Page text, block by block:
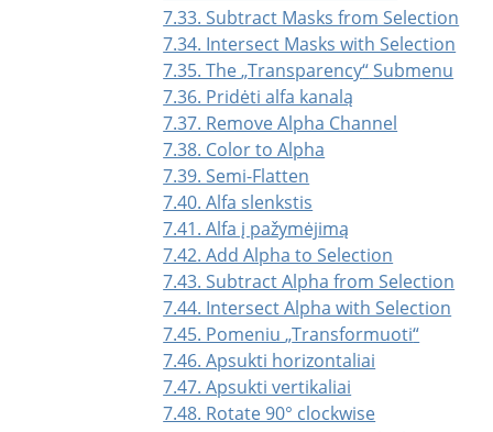
7.33. Subtract Masks from Selection
7.34. Intersect Masks with Selection
7.35. The„Transparency“Submenu
7.36. Pridėti alfa kanalą
7.37. Remove Alpha Channel
7.38. Color to Alpha
7.39. Semi-Flatten
7.40. Alfa slenkstis
7.41. Alfa į pažymėjimą
7.42. Add Alpha to Selection
7.43. Subtract Alpha from Selection
7.44. Intersect Alpha with Selection
7.45. Pomeniu„Transformuoti“
7.46. Apsukti horizontaliai
7.47. Apsukti vertikaliai
7.48. Rotate 90° clockwise